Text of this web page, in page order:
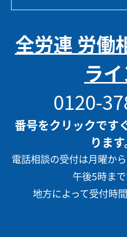
全労連 労働
ラ
0120-
番号をクリックです
ります
電話相談の受付は月曜か
午後5時まで
地方によって受付時